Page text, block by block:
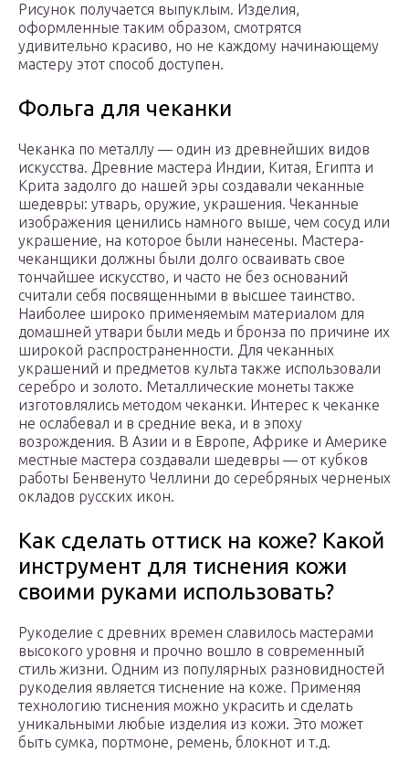
Рисунок получается выпуклым. Изделия,
оформленные таким образом, смотрятся
удивительно красиво, но не каждому начинающему
мастеру этот способ доступен.
Фольга для чеканки
Чеканка по металлу — один из древнейших видов
искусства. Древние мастера Индии, Китая, Египта и
Крита задолго до нашей эры создавали чеканные
шедевры: утварь, оружие, украшения. Чеканные
изображения ценились намного выше, чем сосуд или
украшение, на которое были нанесены. Мастера-
чеканщики должны были долго осваивать свое
тончайшее искусство, и часто не без оснований
считали себя посвященными в высшее таинство.
Наиболее широко применяемым материалом для
домашней утвари были медь и бронза по причине их
широкой распространенности. Для чеканных
украшений и предметов культа также использовали
серебро и золото. Металлические монеты также
изготовлялись методом чеканки. Интерес к чеканке
не ослабевал и в средние века, и в эпоху
возрождения. В Азии и в Европе, Африке и Америке
местные мастера создавали шедевры — от кубков
работы Бенвенуто Челлини до серебряных черненых
окладов русских икон.
Как сделать оттиск на коже? Какой
инструмент для тиснения кожи
своими руками использовать?
Рукоделие с древних времен славилось мастерами
высокого уровня и прочно вошло в современный
стиль жизни. Одним из популярных разновидностей
рукоделия является тиснение на коже. Применяя
технологию тиснения можно украсить и сделать
уникальными любые изделия из кожи. Это может
быть сумка, портмоне, ремень, блокнот и т.д.